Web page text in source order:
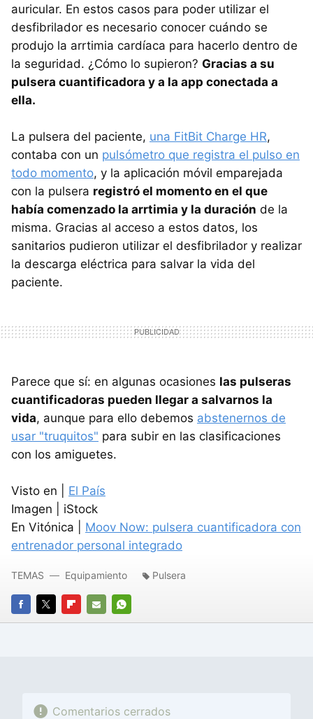
auricular. En estos casos para poder utilizar el
desfibrilador es necesario conocer cuándo se
produjo la arrtimia cardíaca para hacerlo dentro de
la seguridad. ¿Cómo lo supieron? Gracias a su
pulsera cuantificadora y a la app conectada a
ella.
La pulsera del paciente, una FitBit Charge HR,
contaba con un pulsómetro que registra el pulso en
todo momento, y la aplicación móvil emparejada
con la pulsera registró el momento en el que
había comenzado la arrtimia y la duración de la
misma. Gracias al acceso a estos datos, los
sanitarios pudieron utilizar el desfibrilador y realizar
la descarga eléctrica para salvar la vida del
paciente.
Parece que sí: en algunas ocasiones las pulseras
cuantificadoras pueden llegar a salvarnos la
vida, aunque para ello debemos abstenernos de
usar "truquitos" para subir en las clasificaciones
con los amiguetes.
Visto en | El País
Imagen | iStock
En Vitónica | Moov Now: pulsera cuantificadora con
entrenador personal integrado
FACEBOOK
TWITTERFLIPBOARD
E-
WHATSAPP
TEMAS Equipamiento Pulsera
Comentarios cerrados